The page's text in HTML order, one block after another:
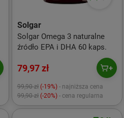
Solgar
Solgar Omega 3 naturalne
źródło EPA i DHA 60 kaps.
79,97 zł
99,90 zł (-19%) - najniższa cena
99,90 zł (-20%) - cena regularna